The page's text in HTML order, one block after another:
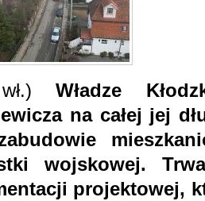
Władze
na całej jej
wojskowej.
projektowej,